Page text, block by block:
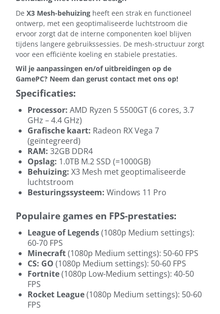
De X3 Mesh-behuizing heeft een strak en functioneel
ontwerp, met een geoptimaliseerde luchtstroom die
ervoor zorgt dat de interne componenten koel blijven
tijdens langere gebruikssessies. De mesh-structuur zorgt
voor een efficiënte koeling en stabiele prestaties.
Wil je aanpassingen en/of uitbreidingen op de
GamePC? Neem dan gerust contact met ons op!
Specificaties:
Processor: AMD Ryzen 5 5500GT (6 cores, 3.7
GHz – 4.4 GHz)
Grafische kaart: Radeon RX Vega 7
(geïntegreerd)
RAM: 32GB DDR4
Opslag: 1.0TB M.2 SSD (=1000GB)
Behuizing: X3 Mesh met geoptimaliseerde
luchtstroom
Besturingssysteem: Windows 11 Pro
Populaire games en FPS-prestaties:
League of Legends(1080p Medium settings):
60-70 FPS
Minecraft(1080p Medium settings): 50-60 FPS
CS: GO (1080p Medium settings): 50-60 FPS
Fortnite(1080p Low-Medium settings): 40-50
FPS
Rocket League(1080p Medium settings): 50-60
FPS